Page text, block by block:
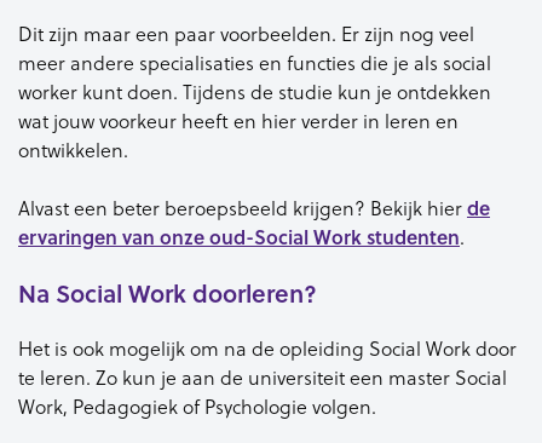
Dit zijn maar een paar voorbeelden. Er zijn nog veel
meer andere specialisaties en functies die je als social
worker kunt doen. Tijdens de studie kun je ontdekken
wat jouw voorkeur heeft en hier verder in leren en
ontwikkelen.
Alvast een beter beroepsbeeld krijgen? Bekijk hierde
ervaringen van onze oud-Social Work studenten.
Na Social Work doorleren?
Het is ook mogelijk om na de opleiding Social Work door
te leren. Zo kun je aan de universiteit een master Social
Work, Pedagogiek of Psychologie volgen.